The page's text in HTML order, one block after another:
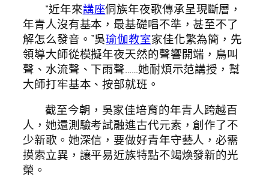
“近年來講座侗族年夜歌傳承呈現斷層，
年青人沒有基本，最基礎唱不準，甚至不了
解怎么發音。”吳瑜伽教室家佳化繁為簡，先
領導大師從模擬年夜天然的聲響開端，鳥叫
聲、水流聲、下雨聲……她耐煩示范講授，幫
大師打牢基本、按部就班。
截至今朝，吳家佳培育的年青人跨越百
人，她還測驗考試融進古代元素，創作了不
少新歌。她深信，要做好青年守藝人，必需
摸索立異，讓平易近族特點不竭煥發新的光
榮。